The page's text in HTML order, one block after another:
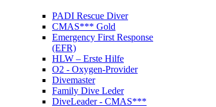
PADI Rescue Diver
CMAS*** Gold
Emergency First Response
(EFR)
HLW – Erste Hilfe
O2 - Oxygen-Provider
Divemaster
Family Dive Leder
DiveLeader - CMAS***